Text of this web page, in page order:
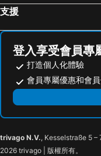
Blue Ocean Hotel
Jophina
河堤美學商旅
支援
登入享受會員專
打造個人化體驗
會員專屬優惠和會
trivago N.V., Kesselstraße 5 –
2026 trivago | 版權所有。